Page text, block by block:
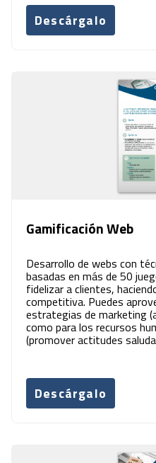
Descárgalo
Gamificación Web
Desarrollo de webs con
basadas en más de 50
fidelizar a clientes,
competitiva. Puedes
estrategias de marketing
como para los recursos
(promover actitudes
Descárgalo